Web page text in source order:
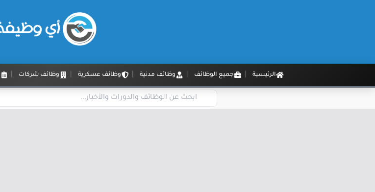
الرئيسية جميع الوظائف وظائف مدنية وظائف عسكرية وظائف شركات